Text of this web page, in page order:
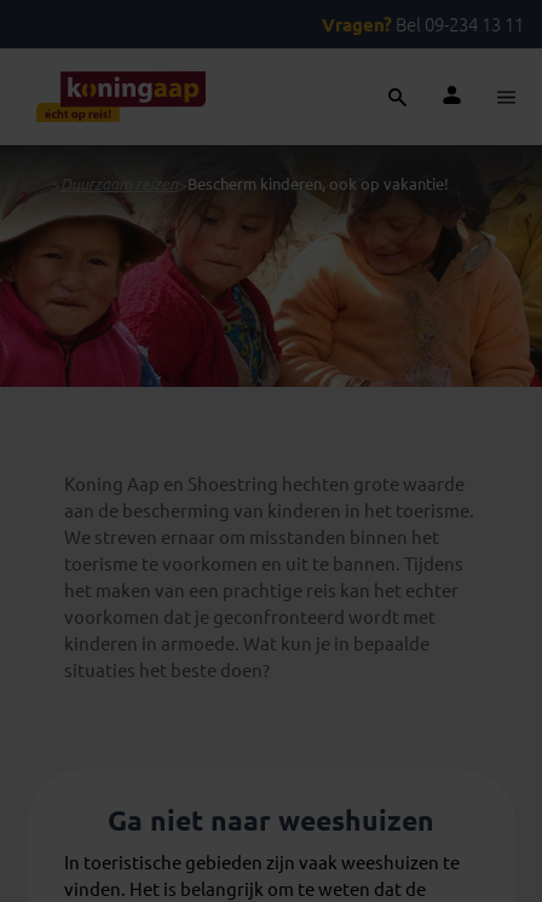
Vragen? Bel 09-234 13 11
> Duurzaam reizen >Bescherm kinderen, ook op vakantie!
Koning Aap en Shoestring hechten grote waarde
aan de bescherming van kinderen in het toerisme.
We streven ernaar om misstanden binnen het
toerisme te voorkomen en uit te bannen. Tijdens
het maken van een prachtige reis kan het echter
voorkomen dat je geconfronteerd wordt met
kinderen in armoede. Wat kun je in bepaalde
situaties het beste doen?
Ga niet naar weeshuizen
In toeristische gebieden zijn vaak weeshuizen te
vinden. Het is belangrijk om te weten dat de